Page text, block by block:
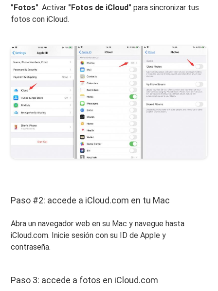
"Fotos". Activar "Fotos de iCloud" para sincronizar tus
fotos con iCloud.
Paso #2: accede a iCloud.com en tu Mac
Abra un navegador web en su Mac y navegue hasta
iCloud.com. Inicie sesión con su ID de Apple y
contraseña.
Paso 3: accede a fotos en iCloud.com